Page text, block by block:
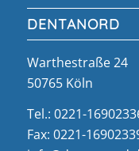
DENTANORD
Warthestraße 24
50765 Köln
Tel.: 0221-
Fax: 0221-